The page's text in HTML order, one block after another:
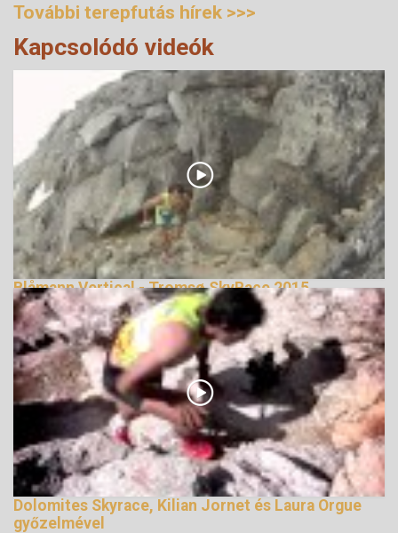
További terepfutás hírek >>>
Kapcsolódó videók
Blåmann Vertical - Tromsø SkyRace 2015
terepfutás
144236 Nézetek
Dolomites Skyrace, Kilian Jornet és Laura Orgue
győzelmével